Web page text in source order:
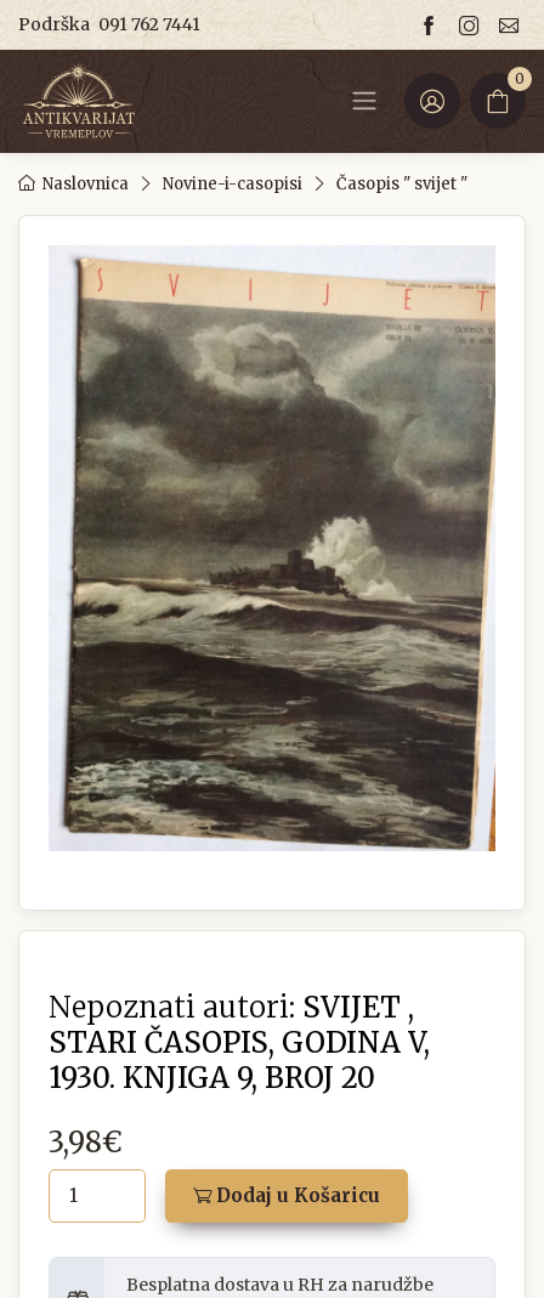
Podrška 091 762 7441
0
Naslovnica Novine-i-casopisi Časopis " svijet "
Nepoznati autori: SVIJET ,
STARI ČASOPIS, GODINA V,
1930. KNJIGA 9, BROJ 20
3,98€
Dodaj u Košaricu
Besplatna dostava u RH za narudžbe